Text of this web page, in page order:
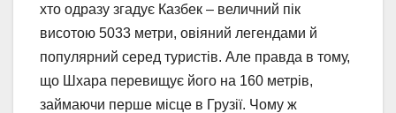
хто одразу згадує Казбек – величний пік
висотою 5033 метри, овіяний легендами й
популярний серед туристів. Але правда в тому,
що Шхара перевищує його на 160 метрів,
займаючи перше місце в Грузії. Чому ж